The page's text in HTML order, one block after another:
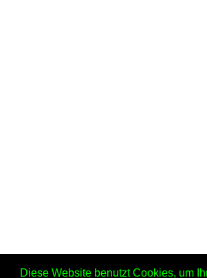
Diese Website benutzt Cookies, um